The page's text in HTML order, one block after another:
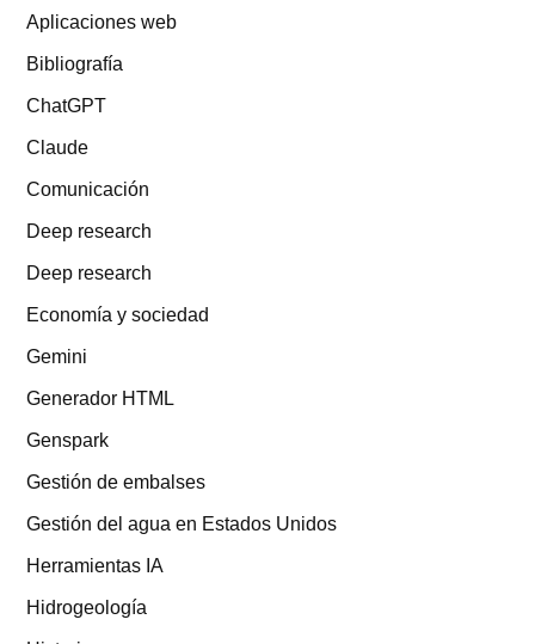
Aplicaciones web
Bibliografía
ChatGPT
Claude
Comunicación
Deep research
Deep research
Economía y sociedad
Gemini
Generador HTML
Genspark
Gestión de embalses
Gestión del agua en Estados Unidos
Herramientas IA
Hidrogeología